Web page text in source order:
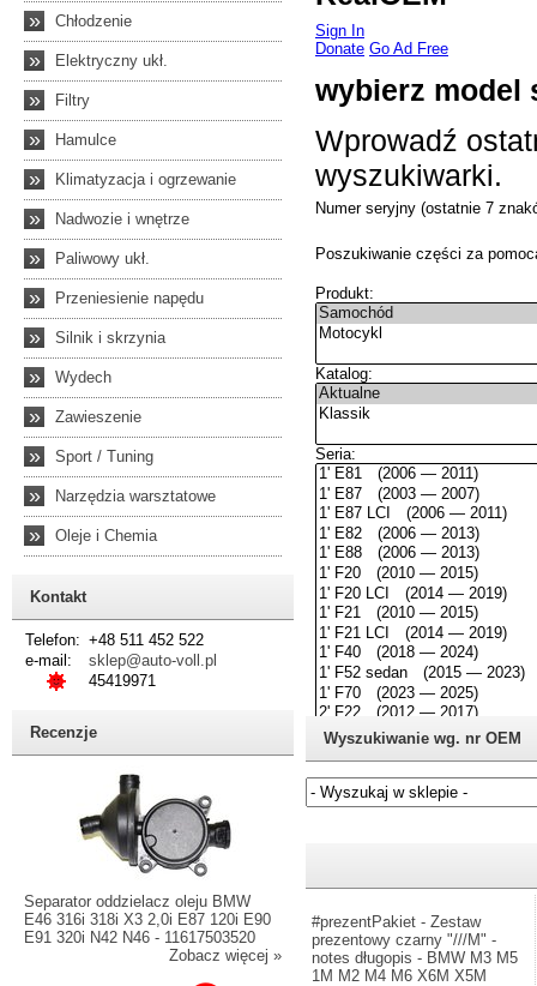
» Chłodzenie
» Elektryczny ukł.
» Filtry
» Hamulce
» Klimatyzacja i ogrzewanie
» Nadwozie i wnętrze
» Paliwowy ukł.
» Przeniesienie napędu
» Silnik i skrzynia
» Wydech
» Zawieszenie
» Sport / Tuning
» Narzędzia warsztatowe
» Oleje i Chemia
Kontakt
Telefon: +48 511 452 522
e-mail:
sklep@auto-voll.pl
45419971
Recenzje
Separator oddzielacz oleju BMW
E46 316i 318i X3 2,0i E87 120i E90
E91 320i N42 N46 - 11617503520
Zobacz więcej »
Wyszukiwanie wg. nr OEM
#prezentPakiet - Zestaw
prezentowy czarny "///M" -
notes długopis - BMW M3 M5
1M M2 M4 M6 X6M X5M